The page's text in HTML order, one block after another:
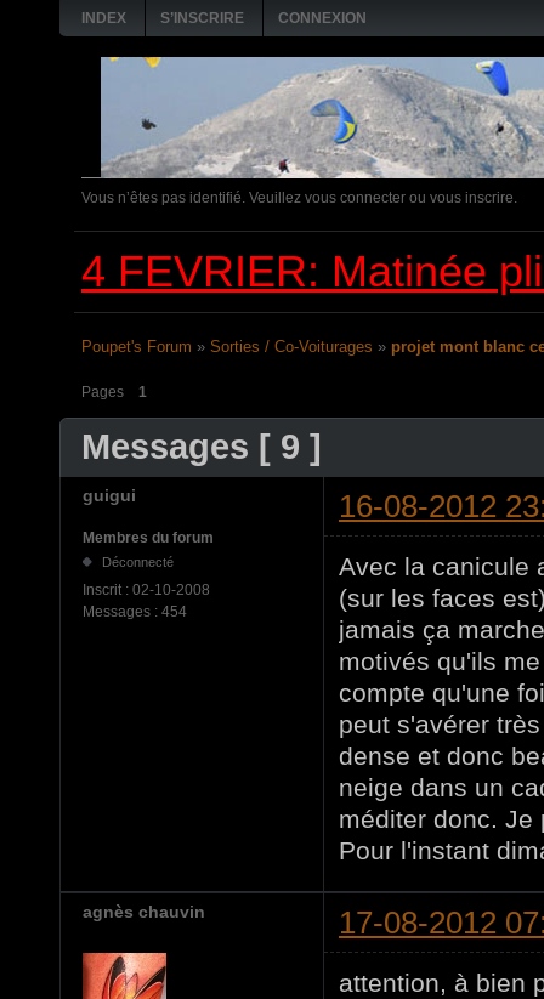
INDEX S’INSCRIRE CONNEXION
Vous n’êtes pas identifié. Veuillez vous connecter ou vous inscrire.
4 FEVRIER: Matinée
Poupet's Forum »Sorties / Co-Voiturages » projet mont blanc
Pages 1
Messages [ 9 ]
guigui 16-08-2012
Membres du forum
Déconnecté
Inscrit : 02-10-2008
Messages : 454
Avec la canicule
(sur les faces
jamais ça
motivés qu'ils
compte qu'une
peut s'avérer
dense et donc
neige dans un
méditer donc. Je
Pour l'instant
agnès chauvin 17-08-2012
attention, à bien